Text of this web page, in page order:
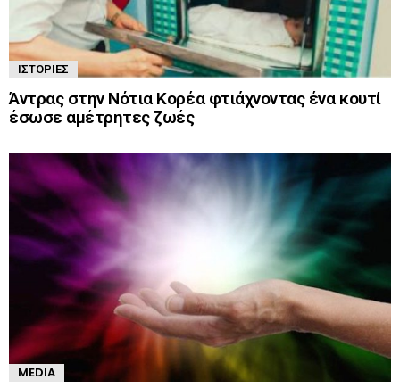
ΙΣΤΟΡΊΕΣ
Άντρας στην Νότια Κορέα φτιάχνοντας ένα κουτί
έσωσε αμέτρητες ζωές
MEDIA